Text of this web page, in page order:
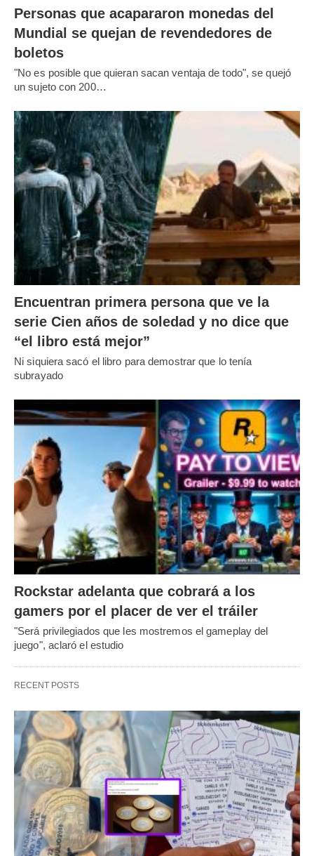
Personas que acapararon monedas del
Mundial se quejan de revendedores de
boletos
"No es posible que quieran sacan ventaja de todo", se quejó
un sujeto con 200…
Encuentran primera persona que ve la
serie Cien años de soledad y no dice que
“el libro está mejor”
Ni siquiera sacó el libro para demostrar que lo tenía
subrayado
Rockstar adelanta que cobrará a los
gamers por el placer de ver el tráiler
"Será privilegiados que les mostremos el gameplay del
juego", aclaró el estudio
RECENT POSTS